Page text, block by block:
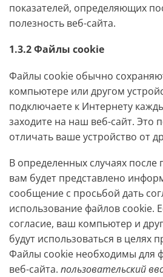
показателей, определяющих
полезность веб-сайта.
1.3.2 Файлы cookie
Файлы cookie обычно
компьютере или другом
подключаете к Интернету
заходите на наш веб-сайт. Это
отличать ваше устройство от
В определенных случаях после
вам будет представлено
сообщение с просьбой дать
использование файлов cookie.
согласие, ваш компьютер и
будут использоваться в целях
Файлы cookie необходимы для
веб-сайта. пользовательский